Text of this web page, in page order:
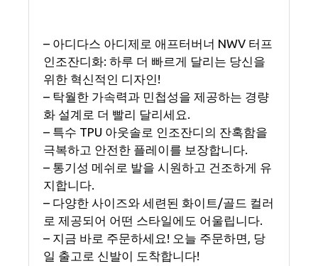
– 아디다스 아디제로 애프터버너 NWV 터프
인조잔디화: 하루 더 빠르게 달리는 당신을
위한 혁신적인 디자인!
– 탁월한 가속력과 민첩성을 제공하는 경량
화 설계로 더 빨리 달리세요.
– 특수 TPU 아웃솔로 인조잔디의 잔혹함을
극복하고 안전한 플레이를 보장합니다.
– 통기성 메쉬로 발을 시원하고 건조하게 유
지합니다.
– 다양한 사이즈와 세련된 화이트/골드 컬러
로 제공되어 어떤 스타일에도 어울립니다.
– 지금 바로 주문하세요! 오늘 주문하면, 당
일 출고로 신발이 도착합니다!